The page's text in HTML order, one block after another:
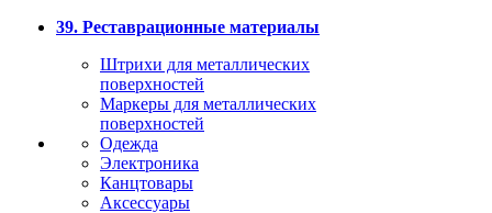
39. Реставрационные материалы
Штрихи для металлических
поверхностей
Маркеры для металлических
поверхностей
Одежда
Электроника
Канцтовары
Аксессуары